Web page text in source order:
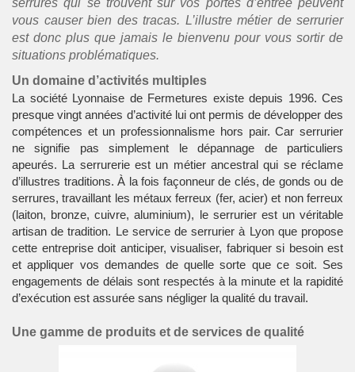
serrures qui se trouvent sur vos portes d’entrée peuvent
vous causer bien des tracas. L’illustre métier de serrurier
est donc plus que jamais le bienvenu pour vous sortir de
situations problématiques.
Un domaine d’activités multiples
La société Lyonnaise de Fermetures existe depuis 1996. Ces
presque vingt années d’activité lui ont permis de développer des
compétences et un professionnalisme hors pair. Car serrurier
ne signifie pas simplement le dépannage de particuliers
apeurés. La serrurerie est un métier ancestral qui se réclame
d’illustres traditions. À la fois façonneur de clés, de gonds ou de
serrures, travaillant les métaux ferreux (fer, acier) et non ferreux
(laiton, bronze, cuivre, aluminium), le serrurier est un véritable
artisan de tradition. Le service de serrurier à Lyon que propose
cette entreprise doit anticiper, visualiser, fabriquer si besoin est
et appliquer vos demandes de quelle sorte que ce soit. Ses
engagements de délais sont respectés à la minute et la rapidité
d’exécution est assurée sans négliger la qualité du travail.
Une gamme de produits et de services de qualité